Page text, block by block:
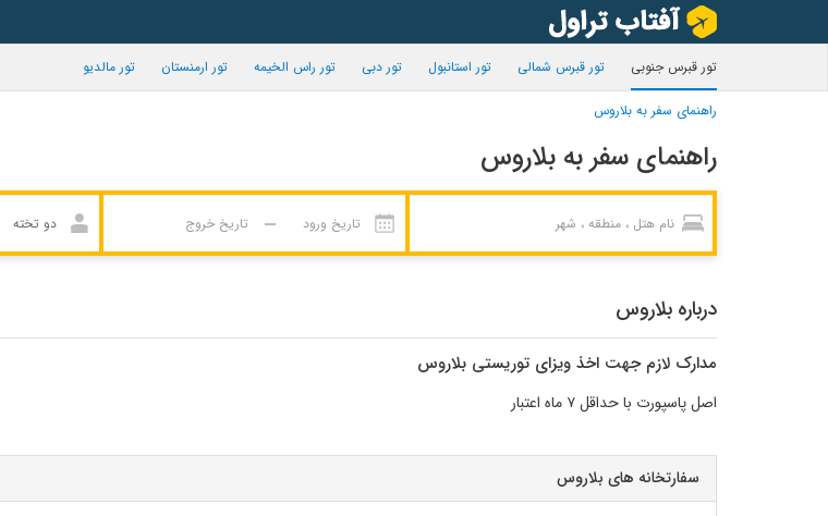
تور قبرس جنوبی تور قبرس شمالی تور استانبول تور دبی تور راس الخیمه تور ارمنستان تور مالدیو
راهنمای سفر به بلاروس
راهنمای سفر به بلاروس
درباره بلاروس
مدارک لازم جهت اخذ ویزای توریستی بلاروس
اصل پاسپورت با حداقل ۷ ماه اعتبار
سفارتخانه های بلاروس